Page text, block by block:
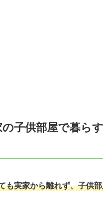
子供部屋で暮らす
も実家から離れず、子供